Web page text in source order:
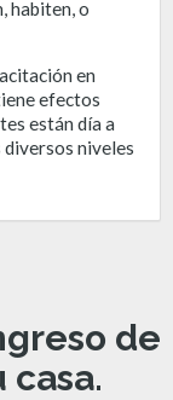
habiten, o
en
efectos
están día a
diversos niveles
de
casa.